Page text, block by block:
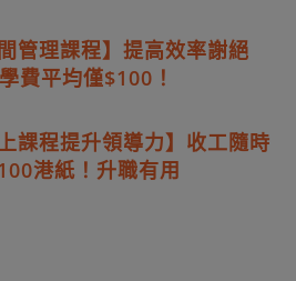
管理課程】提高效率謝絕
費平均僅$100！
課程提升領導力】收工隨時
港紙！升職有用